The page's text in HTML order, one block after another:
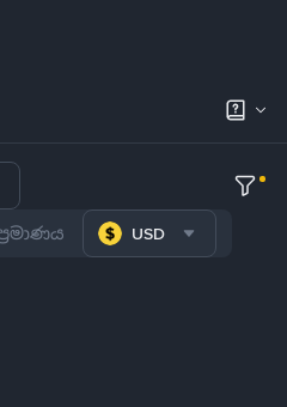
USD